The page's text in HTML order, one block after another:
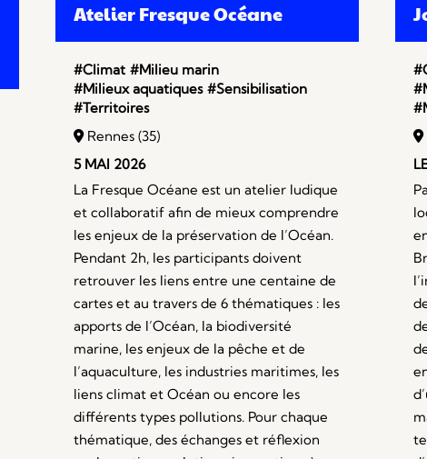
Atelier Fresque Océane
#Climat #Milieu marin
#Milieux aquatiques #Sensibilisation
#Territoires
Rennes (35)
5 MAI 2026
La Fresque Océane est un atelier ludique
et collaboratif afin de mieux comprendre
les enjeux de la préservation de l’Océan.
Pendant 2h, les participants doivent
retrouver les liens entre une centaine de
cartes et au travers de 6 thématiques : les
apports de l’Océan, la biodiversité
marine, les enjeux de la pêche et de
l’aquaculture, les industries maritimes, les
liens climat et Océan ou encore les
différents types pollutions. Pour chaque
thématique, des échanges et réflexion